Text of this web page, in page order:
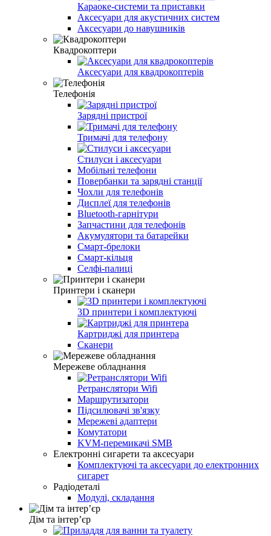
Караоке-системи та приставки
Аксесуари для акустичних систем
Аксесуари до навушників
Квадрокоптери
Аксесуари для квадрокоптерів
Телефонія
Зарядні пристрої
Тримачі для телефону
Стилуси і аксесуари
Мобільні телефони
Повербанки та зарядні станції
Чохли для телефонів
Дисплеї для телефонів
Bluetooth-гарнітури
Запчастини для телефонів
Акумулятори та батарейки
Смарт-брелоки
Смарт-кільця
Селфі-палиці
Принтери і сканери
3D принтери і комплектуючі
Картриджі для принтера
Сканери
Мережеве обладнання
Ретранслятори Wifi
Маршрутизатори
Підсилювачі зв'язку
Мережеві адаптери
Комутатори
KVM-перемикачі SMB
Електронні сигарети та аксесуари
Комплектуючі та аксесуари до електронних
сигарет
Радіодеталі
Модулі, складання
Дім та інтерʼєр